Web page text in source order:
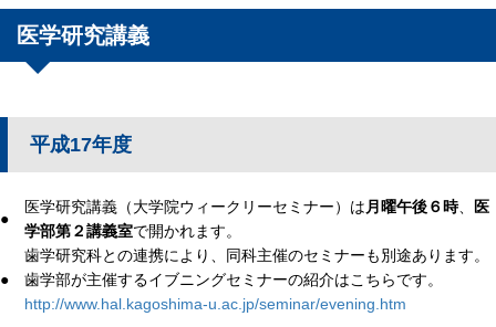
医学研究講義
平成17年度
●
医学研究講義（大学院ウィークリーセミナー）は 月曜午後６時、
医
学部第２講義室で開かれます。
●
歯学研究科との連携により、同科主催のセミナーも別途あります。
歯学部が主催するイブニングセミナーの紹介はこちらです。
http://www.hal.kagoshima-u.ac.jp/seminar/evening.htm